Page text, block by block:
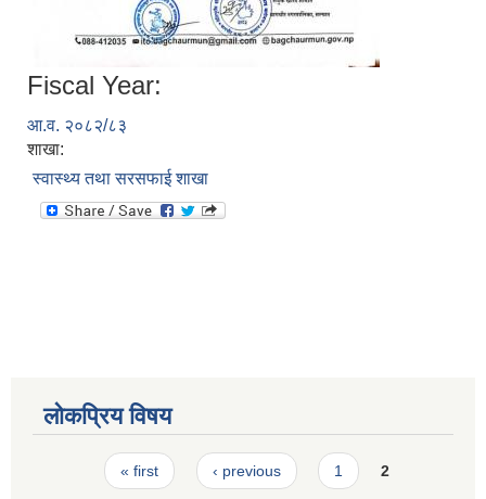
Fiscal Year:
आ.व. २०८२/८३
शाखा:
स्वास्थ्य तथा सरसफाई शाखा
लोकप्रिय विषय
Pages« first ‹ previous 1 2